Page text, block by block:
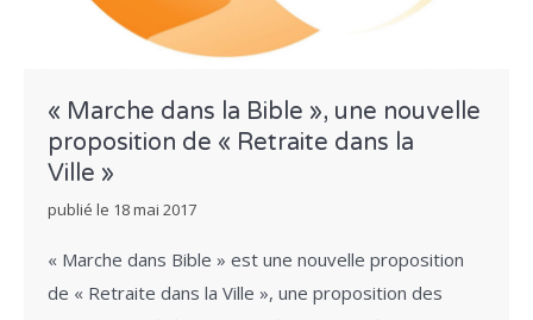
« Marche dans la Bible », une nouvelle
proposition de « Retraite dans la
Ville »
publié le 18 mai 2017
« Marche dans Bible » est une nouvelle proposition
de « Retraite dans la Ville », une proposition des